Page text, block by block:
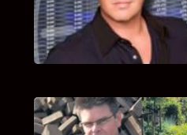
van Bricks and
INTERVIEW MET